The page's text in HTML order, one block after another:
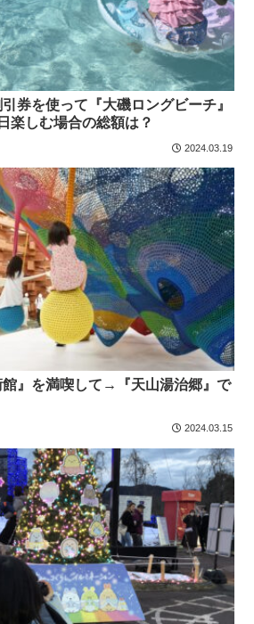
券を使って『大磯ロングビーチ』
楽しむ場合の総額は？
2024.03.19
館』を満喫して→『天山湯治郷』で
2024.03.15